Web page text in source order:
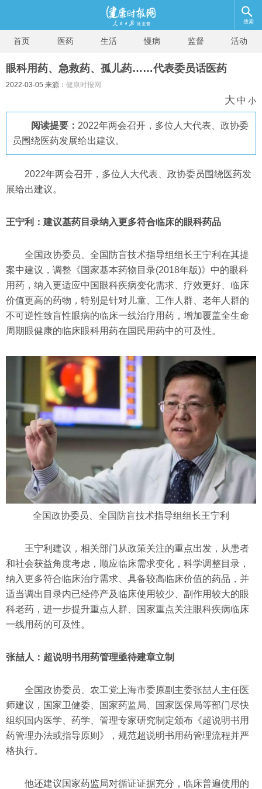
搜索
首页 医药 生活 慢病 监督 活动
眼科用药、急救药、孤儿药……代表委员话医药
2022-03-05 来源： 健康时报网
大 中 小
阅读提要： 2022年两会召开，多位人大代表、政协委
员围绕医药发展给出建议。
2022年两会召开，多位人大代表、政协委员围绕医药发
展给出建议。
王宁利：建议基药目录纳入更多符合临床的眼科药品
全国政协委员、全国防盲技术指导组组长王宁利在其提
案中建议，调整《国家基本药物目录(2018年版)》中的眼科
用药，纳入更适应中国眼科疾病变化需求、疗效更好、临床
价值更高的药物，特别是针对儿童、工作人群、老年人群的
不可逆性致盲性眼病的临床一线治疗用药，增加覆盖全生命
周期眼健康的临床眼科用药在国民用药中的可及性。
全国政协委员、全国防盲技术指导组组长王宁利
王宁利建议，相关部门从政策关注的重点出发，从患者
和社会获益角度考虑，顺应临床需求变化，科学调整目录，
纳入更多符合临床治疗需求、具备较高临床价值的药品，并
适当调出目录内已经停产及临床使用较少、副作用较大的眼
科老药，进一步提升重点人群、国家重点关注眼科疾病临床
一线用药的可及性。
张喆人：超说明书用药管理亟待建章立制
全国政协委员、农工党上海市委原副主委张喆人主任医
师建议，国家卫健委、国家药监局、国家医保局等部门尽快
组织国内医学、药学、管理专家研究制定颁布《超说明书用
药管理办法或指导原则》，规范超说明书用药管理流程并严
格执行。
他还建议国家药监局对循证证据充分，临床普遍使用的